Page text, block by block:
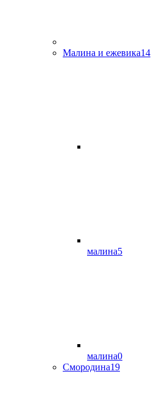
Малина и ежевика14
малина5
малина0
Смородина19